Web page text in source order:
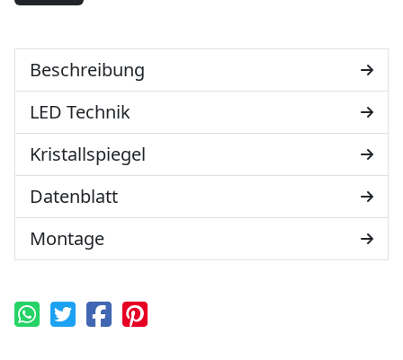
Beschreibung
LED Technik
Kristallspiegel
Datenblatt
Montage